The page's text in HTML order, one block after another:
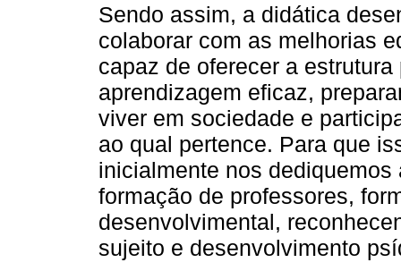
Sendo assim, a didática
colaborar com as melhorias
capaz de oferecer a
aprendizagem eficaz,
viver em sociedade e
ao qual pertence. Para que
inicialmente nos
formação de professores,
desenvolvimental,
sujeito e desenvolvimento